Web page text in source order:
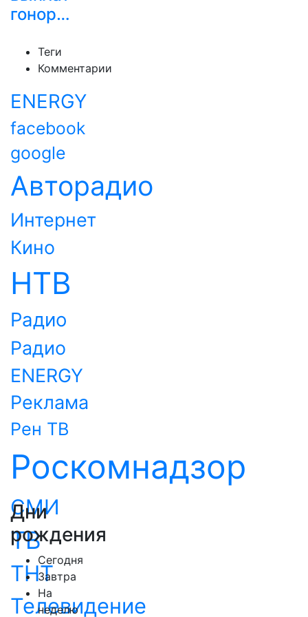
гонор…
Теги
Комментарии
ENERGY
facebook
google
Авторадио
Интернет
Кино
НТВ
Радио
Радио
ENERGY
Реклама
Рен ТВ
Роскомнадзор
СМИ
ТВ
ТНТ
Телевидение
Дни
рождения
Сегодня
Завтра
На
неделю